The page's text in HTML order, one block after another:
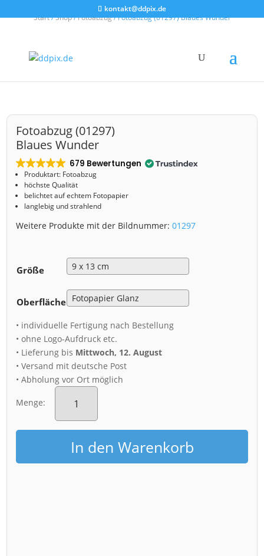
kontakt@ddpix.de
Start/Shop/Fotoabzug/ Fotoabzug (01297) Blaues Wunder
Fotoabzug (01297)
Blaues Wunder
679 Bewertungen
Produktart: Fotoabzug
höchste Qualität
belichtet auf echtem Fotopapier
langlebig und strahlend
Weitere Produkte mit der Bildnummer:01297
Größe
Oberfläche
• individuelle Fertigung nach Bestellung
• ohne Logo-Aufdruck etc.
• Lieferung bis Mittwoch, 12. August
• Versand mit deutsche Post
• Abholung vor Ort möglich
Menge:
Fotoabzug
(01297)
Wunder
Menge
In den Warenkorb